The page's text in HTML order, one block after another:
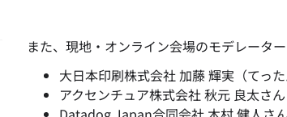
また、現地・オンライン会場のモデレータ
大日本印刷株式会社 加藤 輝実（てっ
アクセンチュア株式会社 秋元 良太さん